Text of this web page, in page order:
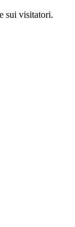
sui visitatori.